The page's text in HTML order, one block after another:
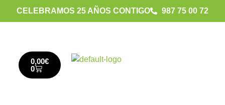
CELEBRAMOS 25 AÑOS CONTIGO 987 75 00 72
0,00€
0